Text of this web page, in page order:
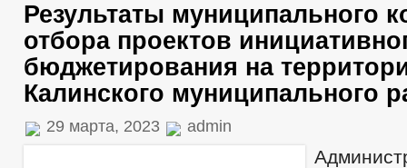
Результаты муниципального
отбора проектов
бюджетирования на
Калинского муниципального
29 марта, 2023 admin